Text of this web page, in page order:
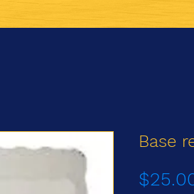
Base